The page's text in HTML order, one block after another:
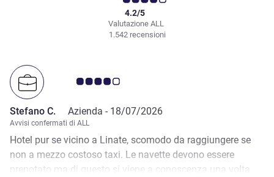
Valutazione ALL
4.2/5
1.542 recensioni
Giudizio clienti 4.0/5
Stefano C. Azienda - 18/07/2026
Avvisi confermati di ALL
Hotel pur se vicino a Linate, scomodo da raggiungere se
non a mezzo costoso taxi. Le navette devono essere
prenotato ma di questo si viene a conoscenza una volta